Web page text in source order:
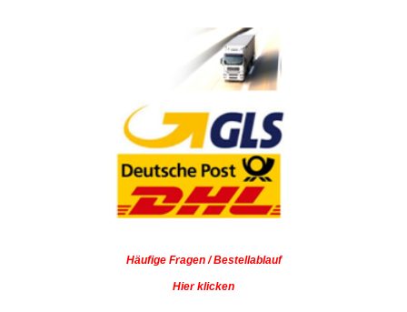
Häufige Fragen / Bestellablauf
Hier klicken